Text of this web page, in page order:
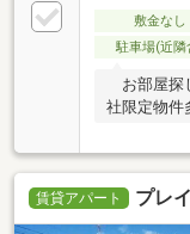
敷金なし
駐車場(近隣
お部屋探
社限定物
賃貸アパート プレ